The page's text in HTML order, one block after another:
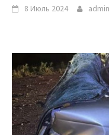
8 Июль 2024 admin